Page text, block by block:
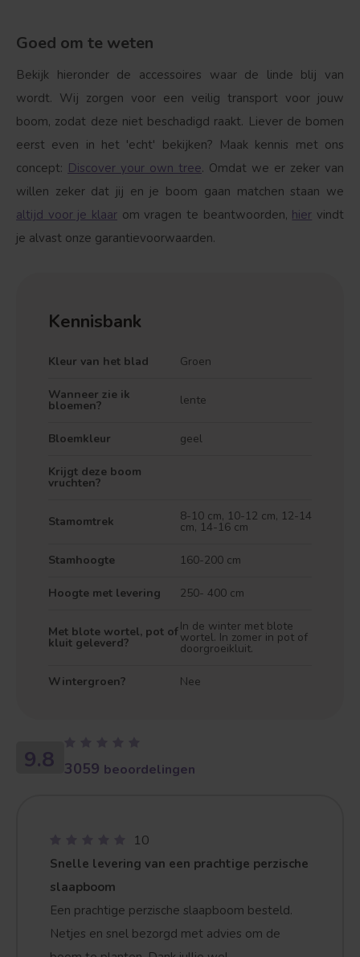
Goed om te weten
Bekijk hieronder de accessoires waar de linde blij van
wordt. Wij zorgen voor een veilig transport voor jouw
boom, zodat deze niet beschadigd raakt. Liever de bomen
eerst even in het 'echt' bekijken? Maak kennis met ons
concept: Discover your own tree. Omdat we er zeker van
willen zeker dat jij en je boom gaan matchen staan we
altijd voor je klaar om vragen te beantwoorden, hier vindt
je alvast onze garantievoorwaarden.
Kennisbank
Kleur van het blad Groen
Wanneer zie ik
bloemen? lente
Bloemkleur geel
Krijgt deze boom
vruchten?
Stamomtrek 8-10 cm, 10-12 cm, 12-14
cm, 14-16 cm
Stamhoogte 160-200 cm
Hoogte met levering 250- 400 cm
Met blote wortel, pot of
kluit geleverd?
In de winter met blote
wortel. In zomer in pot of
doorgroeikluit.
Wintergroen? Nee
9.8 3059 beoordelingen
10
Snelle levering van een prachtige perzische
slaapboom
Een prachtige perzische slaapboom besteld.
Netjes en snel bezorgd met advies om de
Treurvorm Vruchtdragend